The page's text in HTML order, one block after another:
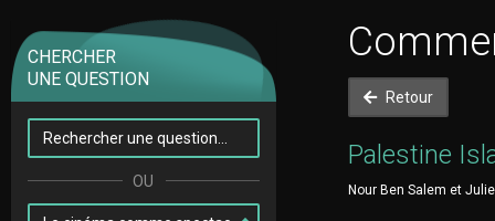
CHERCHER
UNE QUESTION
Retour
Palestine
Nour Ben Salem et